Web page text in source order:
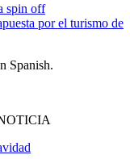
spin off
por el turismo de
Spanish.